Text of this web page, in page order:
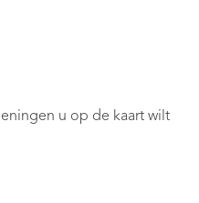
u op de kaart wilt